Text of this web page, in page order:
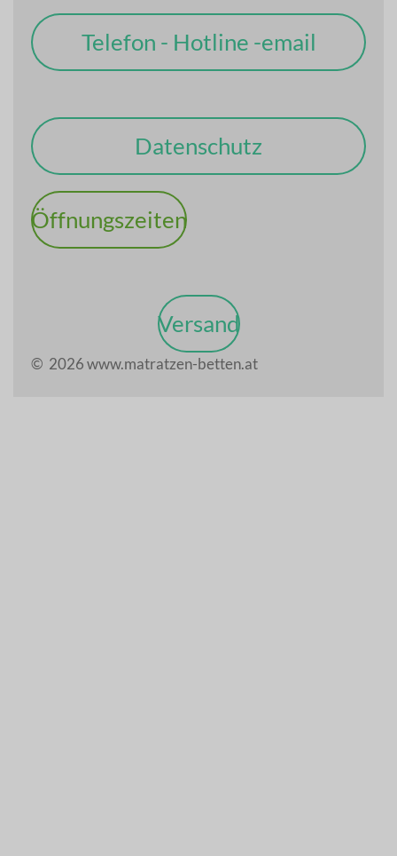
Telefon - Hotline -email
Datenschutz
Öffnungszeiten
Versand
© 2026 www.matratzen-betten.at